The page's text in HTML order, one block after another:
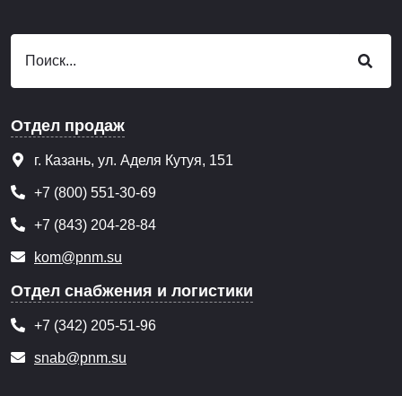
Отдел продаж
г. Казань, ул. Аделя Кутуя, 151
+7 (800) 551-30-69
+7 (843) 204-28-84
kom@pnm.su
Отдел снабжения и логистики
+7 (342) 205-51-96
snab@pnm.su